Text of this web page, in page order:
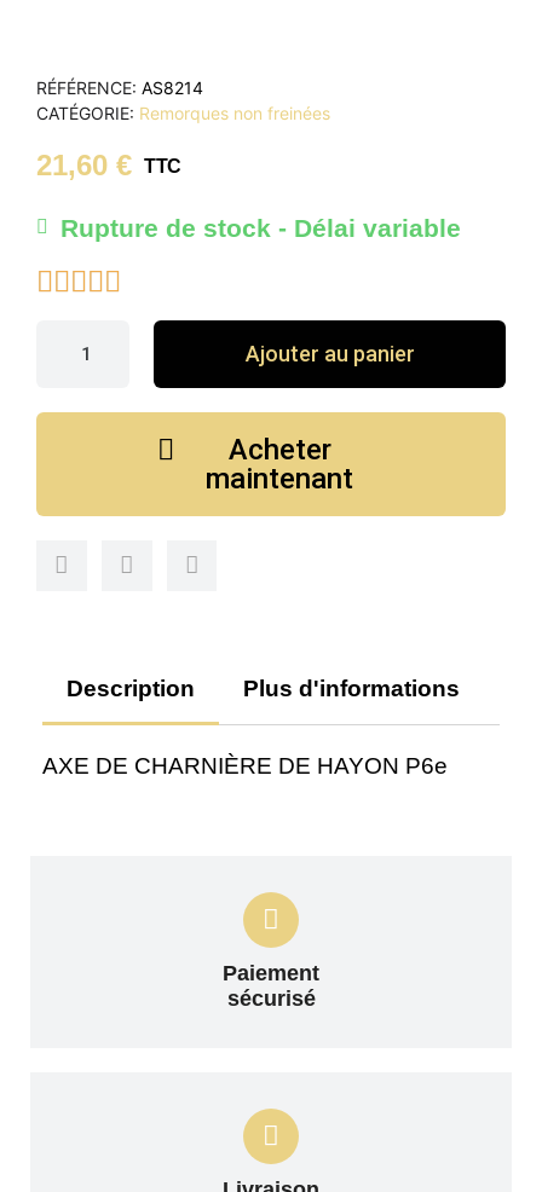
RÉFÉRENCE AS8214
CATÉGORIE Remorques non freinées
21,60 € TTC
Rupture de stock - Délai variable

Ajouter au panier
Acheter
maintenant
Description Plus d'informations
AXE DE CHARNIÈRE DE HAYON P6e
Paiement
sécurisé